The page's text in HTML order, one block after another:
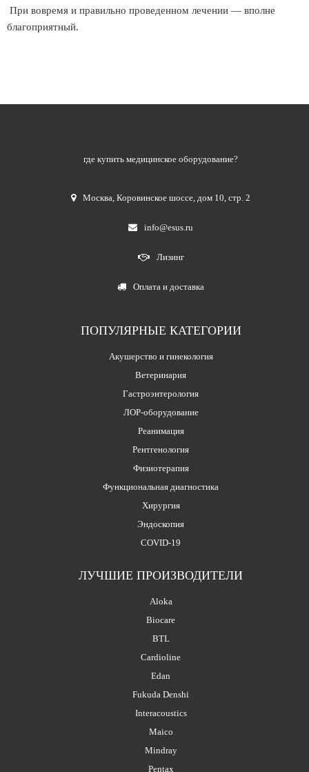
При вовремя и правильно проведенном лечении — вполне
благоприятный.
где купить медицинское оборудование?
Москва,Коровинское шоссе, дом 10, стр. 2
info@esus.ru
Лизинг
Оплата и доставка
ПОПУЛЯРНЫЕ КАТЕГОРИИ
Акушерство и гинекология
Ветеринария
Гастроэнтерология
ЛОР-оборудование
Реанимация
Рентгенология
Физиотерапия
Функциональная диагностика
Хирургия
Эндоскопия
COVID-19
ЛУЧШИЕ ПРОИЗВОДИТЕЛИ
Aloka
Biocare
BTL
Cardioline
Edan
Fukuda Denshi
Interacoustics
Maico
Mindray
Pentax